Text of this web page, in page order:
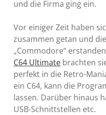
und die Firma ging ein.
Vor einiger Zeit haben
zusammen getan und
„Commodore“
C64 Ultimate brachten
perfekt in die Retro-
ein C64, kann die
lassen. Darüber hinaus
USB-Schnittstellen etc.